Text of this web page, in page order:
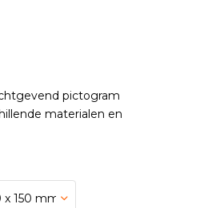
pictogram
materialen en